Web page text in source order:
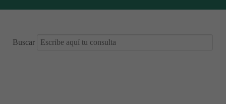
Buscar